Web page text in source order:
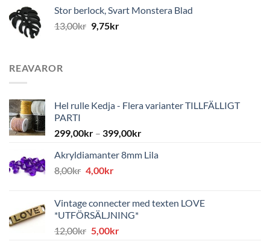
Stor berlock, Svart Monstera Blad
13,00kr 9,75kr
REAVAROR
Hel rulle Kedja - Flera varianter TILLFÄLLIGT
PARTI
299,00kr – 399,00kr
Akryldiamanter 8mm Lila
8,00kr Det
var:
8,00kr.
4,00krDet
är:
4,00kr.
Vintage connecter med texten LOVE
*UTFÖRSÄLJNING*
12,00kr Det
5,00krDet